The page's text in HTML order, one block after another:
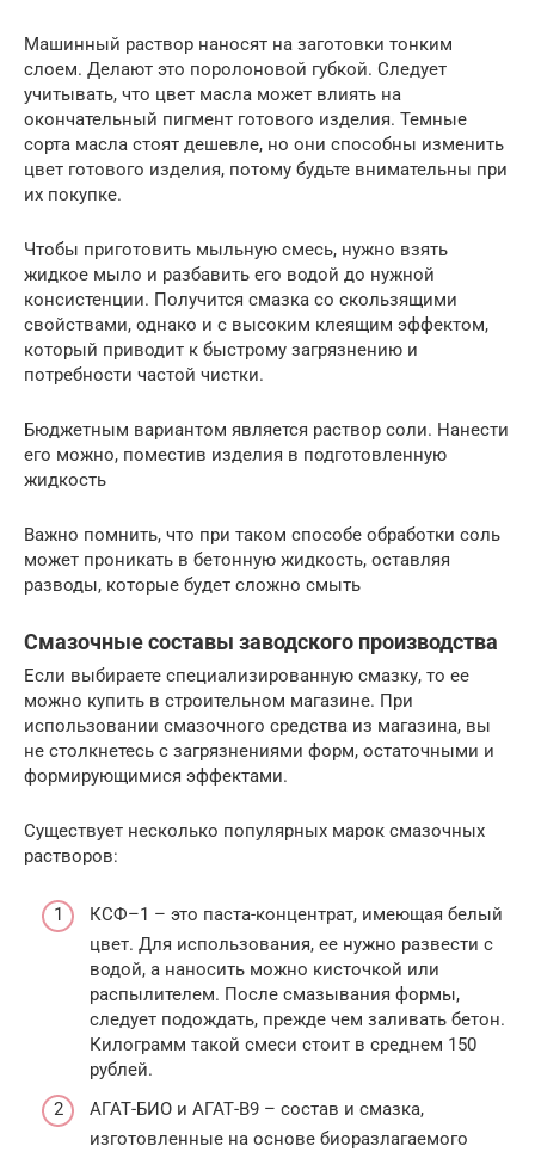
Машинный раствор наносят на заготовки тонким
слоем. Делают это поролоновой губкой. Следует
учитывать, что цвет масла может влиять на
окончательный пигмент готового изделия. Темные
сорта масла стоят дешевле, но они способны изменить
цвет готового изделия, потому будьте внимательны при
их покупке.
Чтобы приготовить мыльную смесь, нужно взять
жидкое мыло и разбавить его водой до нужной
консистенции. Получится смазка со скользящими
свойствами, однако и с высоким клеящим эффектом,
который приводит к быстрому загрязнению и
потребности частой чистки.
Бюджетным вариантом является раствор соли. Нанести
его можно, поместив изделия в подготовленную
жидкость
Важно помнить, что при таком способе обработки соль
может проникать в бетонную жидкость, оставляя
разводы, которые будет сложно смыть
Смазочные составы заводского производства
Если выбираете специализированную смазку, то ее
можно купить в строительном магазине. При
использовании смазочного средства из магазина, вы
не столкнетесь с загрязнениями форм, остаточными и
формирующимися эффектами.
Существует несколько популярных марок смазочных
растворов:
КСФ–1 – это паста-концентрат, имеющая белый
цвет. Для использования, ее нужно развести с
водой, а наносить можно кисточкой или
распылителем. После смазывания формы,
следует подождать, прежде чем заливать бетон.
Килограмм такой смеси стоит в среднем 150
рублей.
АГАТ-БИО и АГАТ-В9 – состав и смазка,
изготовленные на основе биоразлагаемого